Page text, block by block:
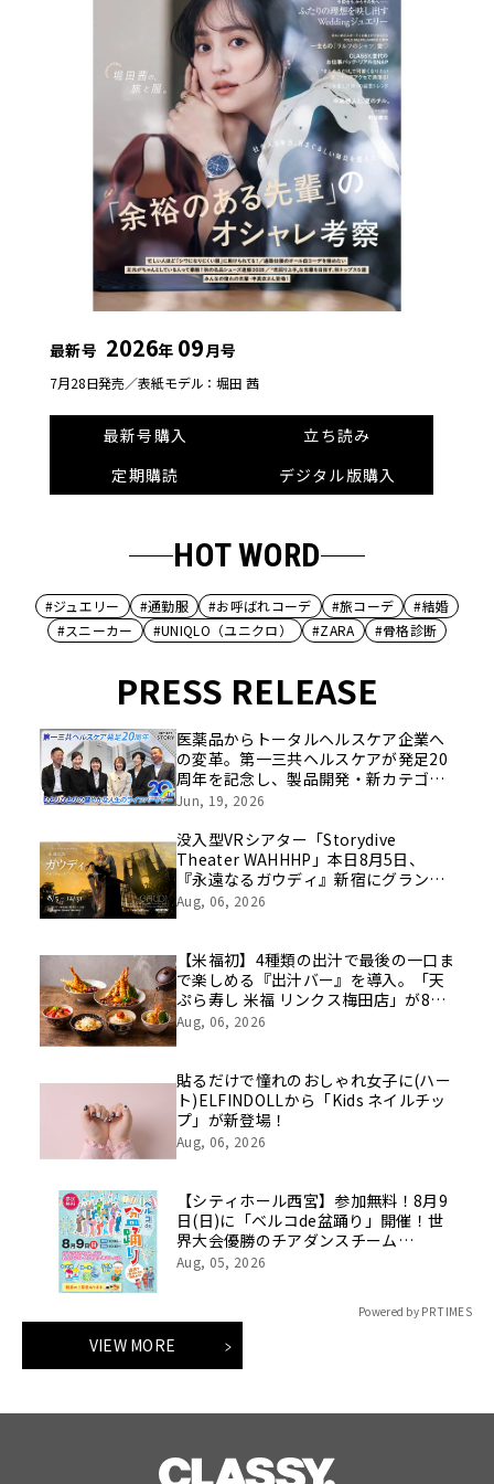
最新号 2026年 09月号
7月28日発売／表紙モデル：堀田 茜
最新号購入
立ち読み
定期購読
デジタル版購入
HOT WORD
#ジュエリー #通勤服 #お呼ばれコーデ #旅コーデ
#結婚
#スニーカー
#UNIQLO（ユニクロ） #ZARA #骨格診断
PRESS RELEASE
医薬品からトータルヘルスケア企業へ
の変革。第一三共ヘルスケアが発足20
周年を記念し、製品開発・新カテゴリ
挑戦の舞台や旧社統合時のエピソード
像を公開！
Jun, 19, 2026
没入型VRシアター「Storydive
Theater WAHHHP」本日8月5日、
『永遠なるガウディ』新宿にグランド
オープン
Aug, 06, 2026
【米福初】4種類の出汁で最後の一口ま
で楽しめる『出汁バー』を導入。「天
ぷら寿し 米福 リンクス梅田店」が8月
10日グランドオープン
Aug, 06, 2026
貼るだけで憧れのおしゃれ女子に(ハー
ト)ELFINDOLLから「Kids ネイルチッ
プ」が新登場！
Aug, 06, 2026
【シティホール西宮】参加無料！8月9
日(日)に「ベルコde盆踊り」開催！世
界大会優勝のチアダンスチーム
「DTD」がやってくる！
Aug, 05, 2026
Powered by PR TIMES
VIEW MORE